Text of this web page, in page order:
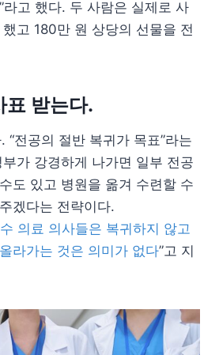
라고 했다. 두 사람은 실제로 사
고 180만 원 상당의 선물을 전
표 받는다.
“전공의 절반 복귀가 목표”라는
가 강경하게 나가면 일부 전공
도 있고 병원을 옮겨 수련할 수
겠다는 전략이다.
의료 의사들은 복귀하지 않고
라가는 것은 의미가 없다”고 지